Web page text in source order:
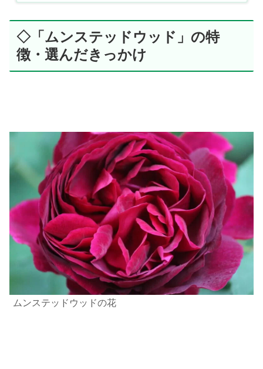
◇「ムンステッドウッド」の特
徴・選んだきっかけ
ムンステッドウッドの花